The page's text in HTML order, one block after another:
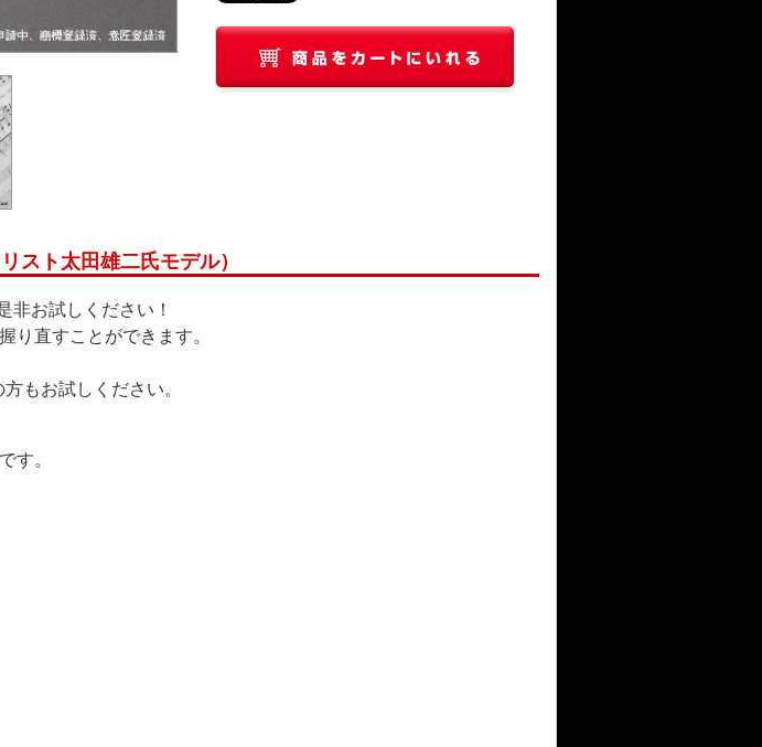
スト太田雄二氏モデル）
非お試しください！
り直すことができます。
もお試しください。
す。